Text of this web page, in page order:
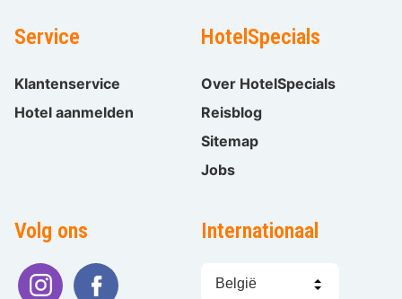
Service
Klantenservice
Hotel aanmelden
HotelSpecials
Over HotelSpecials
Reisblog
Sitemap
Jobs
Volg ons Internationaal
kiezen